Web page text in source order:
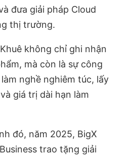
đưa giải pháp Cloud
thị trường.
không chỉ ghi nhận
mà còn là sự công
nghề nghiêm túc, lấy
giá trị dài hạn làm
đó, năm 2025, BigX
trao tặng giải